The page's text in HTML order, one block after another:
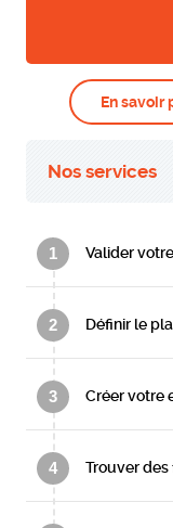
En savoir
Nos services
1 Valider
2 Définir le
3 Créer votre
4 Trouver